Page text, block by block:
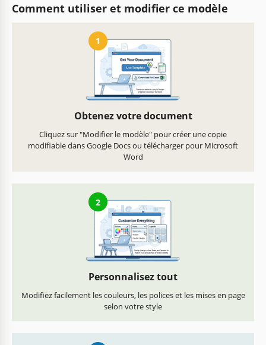
Comment utiliser et modifier ce modèle
1
Obtenez votre document
Cliquez sur "Modifier le modèle" pour créer une copie
modifiable dans Google Docs ou télécharger pour Microsoft
Word
2
Personnalisez tout
Modifiez facilement les couleurs, les polices et les mises en page
selon votre style